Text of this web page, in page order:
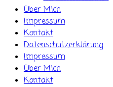
Über Mich
Impressum
Kontakt
Datenschutzerklärung
Impressum
Über Mich
Kontakt